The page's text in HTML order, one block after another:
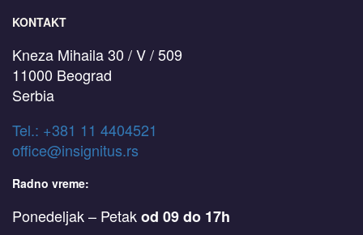
KONTAKT
Kneza Mihaila 30 / V / 509
11000 Beograd
Serbia
Tel.: +381 11 4404521
office@insignitus.rs
Radno vreme:
Ponedeljak – Petakod 09 do 17h